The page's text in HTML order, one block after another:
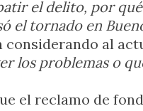
el delito, por
el tornado en
considerando al
los problemas o
el reclamo de